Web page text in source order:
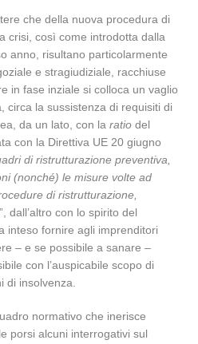
che della nuova procedura di
crisi, così come introdotta dalla
anno, risultano particolarmente
e stragiudiziale, racchiuse
in fase inziale si colloca un vaglio
circa la sussistenza di requisiti di
da un lato, con la ratio del
con la Direttiva UE 20 giugno
di ristrutturazione preventiva,
(nonché) le misure volte ad
di ristrutturazione,
”, dall’altro con lo spirito del
inteso fornire agli imprenditori
– e se possibile a sanare –
con l’auspicabile scopo di
di insolvenza.
normativo che inerisce
porsi alcuni interrogativi sul